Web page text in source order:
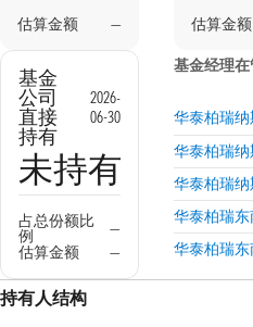
估算金额 — 估算金额
基金
公司
直接
持有
2026-
06-30
未持有
占总份额比
例
—
估算金额
—
持有人结构